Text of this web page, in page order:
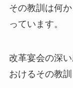
その教訓は何
っています。
改革宴会の深
おけるその教訓